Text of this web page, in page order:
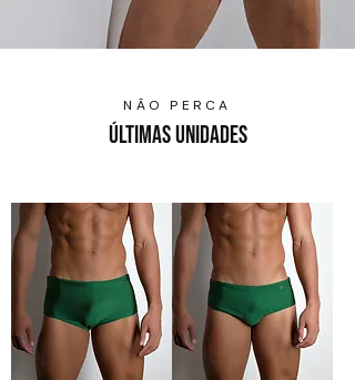
NÃO PERCA
ÚLTIMAS UNIDADES